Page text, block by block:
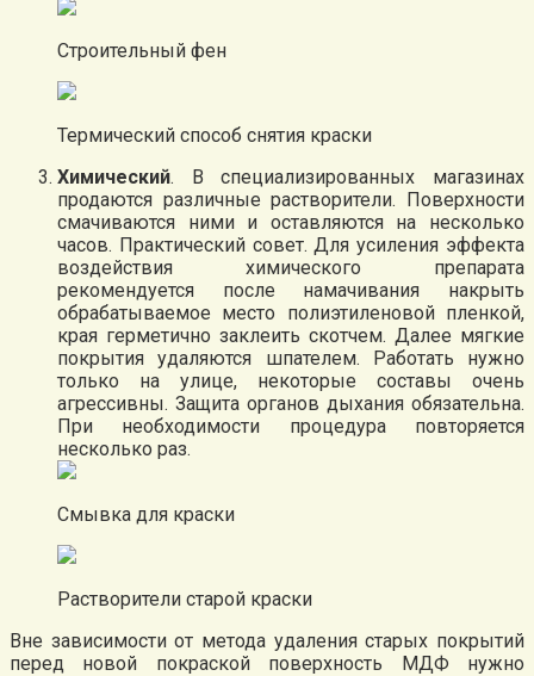
Строительный фен
Термический способ снятия краски
Химический. В специализированных магазинах
продаются различные растворители. Поверхности
смачиваются ними и оставляются на несколько
часов. Практический совет. Для усиления эффекта
воздействия химического препарата
рекомендуется после намачивания накрыть
обрабатываемое место полиэтиленовой пленкой,
края герметично заклеить скотчем. Далее мягкие
покрытия удаляются шпателем. Работать нужно
только на улице, некоторые составы очень
агрессивны. Защита органов дыхания обязательна.
При необходимости процедура повторяется
несколько раз.
Смывка для краски
Растворители старой краски
Вне зависимости от метода удаления старых покрытий
перед новой покраской поверхность МДФ нужно